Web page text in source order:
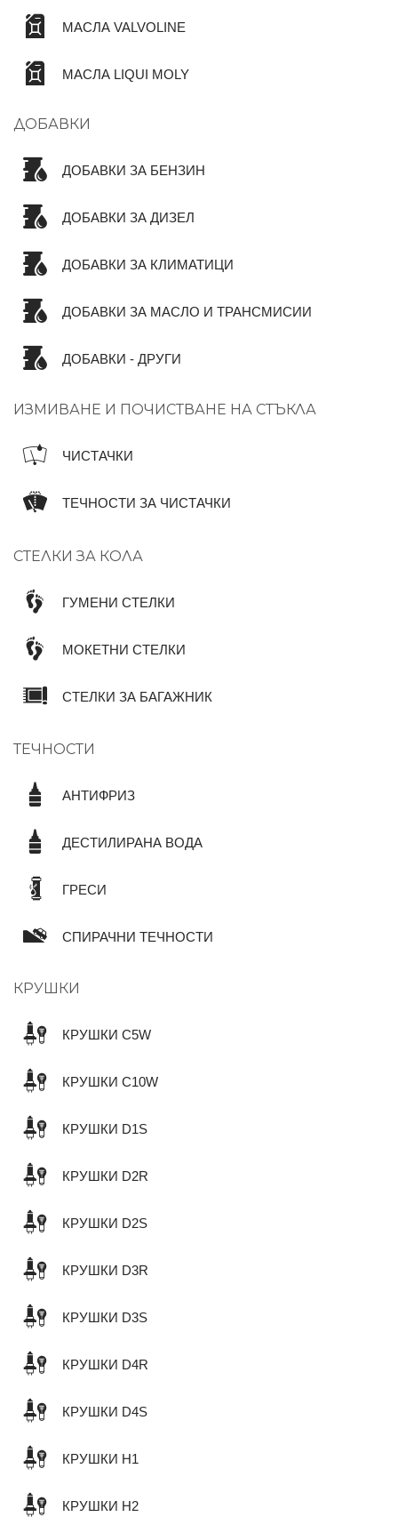
МАСЛА VALVOLINE
МАСЛА LIQUI MOLY
ДОБАВКИ
ДОБАВКИ ЗА БЕНЗИН
ДОБАВКИ ЗА ДИЗЕЛ
ДОБАВКИ ЗА КЛИМАТИЦИ
ДОБАВКИ ЗА МАСЛО И ТРАНСМИСИИ
ДОБАВКИ - ДРУГИ
ИЗМИВАНЕ И ПОЧИСТВАНЕ НА СТЪКЛА
ЧИСТАЧКИ
ТЕЧНОСТИ ЗА ЧИСТАЧКИ
СТЕЛКИ ЗА КОЛА
ГУМЕНИ СТЕЛКИ
МОКЕТНИ СТЕЛКИ
СТЕЛКИ ЗА БАГАЖНИК
ТЕЧНОСТИ
АНТИФРИЗ
ДЕСТИЛИРАНА ВОДА
ГРЕСИ
СПИРАЧНИ ТЕЧНОСТИ
КРУШКИ
КРУШКИ C5W
КРУШКИ C10W
КРУШКИ D1S
КРУШКИ D2R
КРУШКИ D2S
КРУШКИ D3R
КРУШКИ D3S
КРУШКИ D4R
КРУШКИ D4S
КРУШКИ H1
КРУШКИ H2